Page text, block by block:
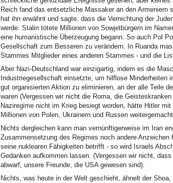
Reich fand das entsetzliche Massaker an den
hat ihn erwähnt und sagte, dass die Vernichtung der
werde. Stalin tötete Millionen von Sowjetbürgern im
eine humanistische Überzeugung begann. So auch Pol
Gesellschaft zum Besseren zu verändern. In Ruanda
Stammes Mitglieder eines anderen Stammes - und die
Aber Nazi-Deutschland war einzigartig, indem es die
Industriegesellschaft einsetzte, um hilflose Minderheiten
gut organisierten Aktion zu eliminieren, an der alle Teile
waren (Vergessen wir nicht die Roma, die
Naziregime nicht im Krieg besiegt worden, hätte Hitler
Millionen von Polen, Ukrainern und Russen
Nichts dergleichen kann man vernünftigerweise im Iran
Zusammensetzung des Regimes noch andere
seine nuklearen Fähigkeiten betrifft - so wird Israels
Gedanken aufkommen lassen. (Vergessen wir nicht,
abwarf, unsere Freunde, die USA gewesen sind).
Nichts, was heute in der Welt geschieht, ähnelt der